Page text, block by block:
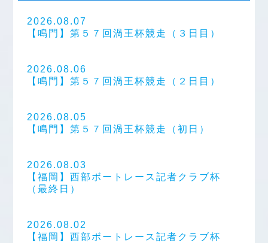
2026.08.07
【鳴門】第５７回渦王杯競走（３日目）
2026.08.06
【鳴門】第５７回渦王杯競走（２日目）
2026.08.05
【鳴門】第５７回渦王杯競走（初日）
2026.08.03
【福岡】西部ボートレース記者クラブ杯
（最終日）
2026.08.02
【福岡】西部ボートレース記者クラブ杯